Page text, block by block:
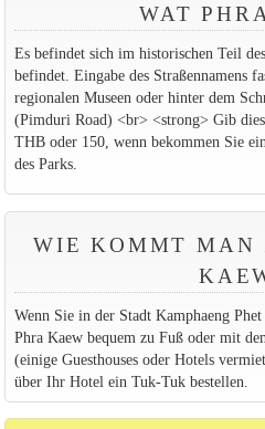
WAT
Es befindet sich im historischen Teil
befindet. Eingabe des Straßennamens
regionalen Museen oder hinter dem
(Pimduri Road) <br> <strong> Gib
THB oder 150, wenn bekommen Sie
des Parks.
WIE KOMMT MAN
Wenn Sie in der Stadt Kamphaeng
Phra Kaew bequem zu Fuß oder mit
(einige Guesthouses oder Hotels
über Ihr Hotel ein Tuk-Tuk bestellen.